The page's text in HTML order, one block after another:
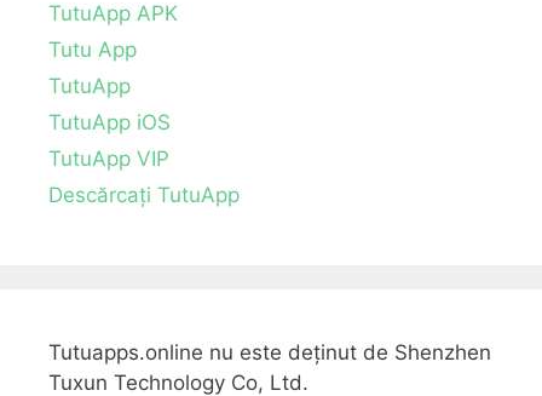
TutuApp APK
Tutu App
TutuApp
TutuApp iOS
TutuApp VIP
Descărcați TutuApp
Tutuapps.online nu este deținut de Shenzhen
Tuxun Technology Co, Ltd.